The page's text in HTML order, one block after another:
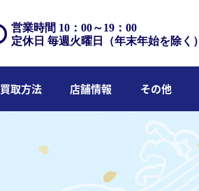
営業時間 10：00～19：00
定休日 毎週火曜日（年末年始を除く）
買取方法 店舗情報 その他